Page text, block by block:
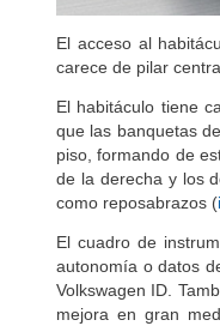
El acceso al
carece de pilar
El habitáculo tiene
que las banquetas
piso, formando de
de la derecha y los
como reposabrazos (
El cuadro de
autonomía o datos
Volkswagen ID.
mejora en gran